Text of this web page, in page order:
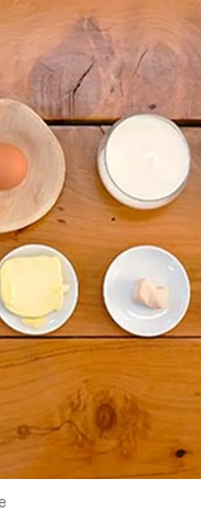
favorito, primero
SESIÓN
enviado
por suscribirte a
ACEPTAR